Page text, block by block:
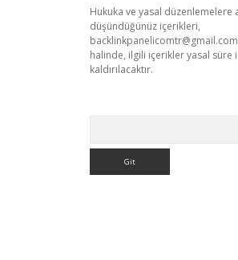
Hukuka ve yasal düzenlemelere
düşündüğünüz içerikleri,
backlinkpanelicomtr@gmail.com
halinde, ilgili içerikler yasal süre
kaldırılacaktır.